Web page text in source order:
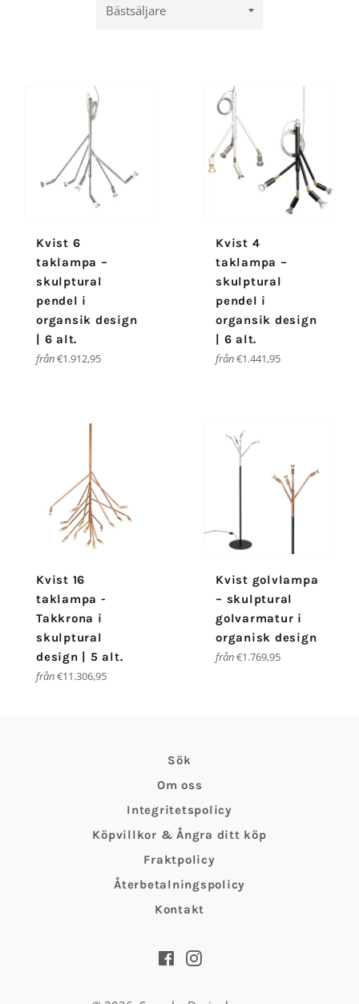
efter
Kvist 6
taklampa –
skulptural
pendel i
organsik design
| 6 alt.
från€1.912,95
Kvist 4
taklampa –
skulptural
pendel i
organsik design
| 6 alt.
från€1.441,95
Kvist 16
taklampa -
Takkrona i
skulptural
design | 5 alt.
från€11.306,95
Kvist golvlampa
– skulptural
golvarmatur i
organisk design
från€1.769,95
Sök
Om oss
Integritetspolicy
Köpvillkor & Ångra ditt köp
Fraktpolicy
Återbetalningspolicy
Kontakt
FacebookInstagram